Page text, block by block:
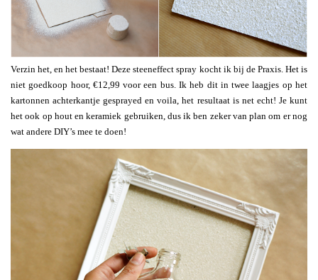
Verzin het, en het bestaat! Deze steeneffect spray kocht ik bij de Praxis. Het is
niet goedkoop hoor, €12,99 voor een bus. Ik heb dit in twee laagjes op het
kartonnen achterkantje gesprayed en voila, het resultaat is net echt! Je kunt
het ook op hout en keramiek gebruiken, dus ik ben zeker van plan om er nog
wat andere DIY’s mee te doen!